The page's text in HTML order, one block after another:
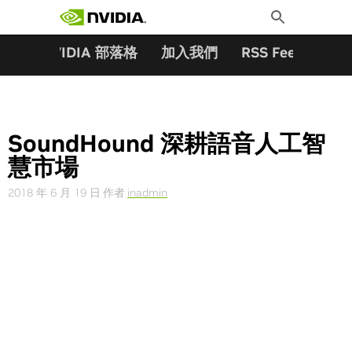
Toggle
Search
NVIDIA 部落格 加入我們 RSS Feeds
SoundHound 深耕語音人工智
慧市場
2018 年 6 月 19 日 作者 inadmin